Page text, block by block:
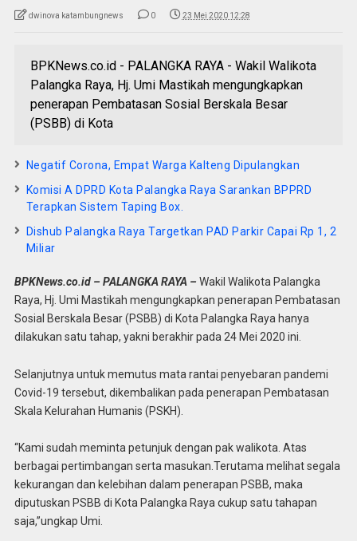
dwinova katambungnews 0 23 Mei 2020 12:28
BPKNews.co.id - PALANGKA RAYA - Wakil Walikota
Palangka Raya, Hj. Umi Mastikah mengungkapkan
penerapan Pembatasan Sosial Berskala Besar
(PSBB) di Kota
Negatif Corona, Empat Warga Kalteng Dipulangkan
Komisi A DPRD Kota Palangka Raya Sarankan BPPRD
Terapkan Sistem Taping Box.
Dishub Palangka Raya Targetkan PAD Parkir Capai Rp 1, 2
Miliar
BPKNews.co.id – PALANGKA RAYA – Wakil Walikota Palangka
Raya, Hj. Umi Mastikah mengungkapkan penerapan Pembatasan
Sosial Berskala Besar (PSBB) di Kota Palangka Raya hanya
dilakukan satu tahap, yakni berakhir pada 24 Mei 2020 ini.
Selanjutnya untuk memutus mata rantai penyebaran pandemi
Covid-19 tersebut, dikembalikan pada penerapan Pembatasan
Skala Kelurahan Humanis (PSKH).
“Kami sudah meminta petunjuk dengan pak walikota. Atas
berbagai pertimbangan serta masukan.Terutama melihat segala
kekurangan dan kelebihan dalam penerapan PSBB, maka
diputuskan PSBB di Kota Palangka Raya cukup satu tahapan
saja,”ungkap Umi.